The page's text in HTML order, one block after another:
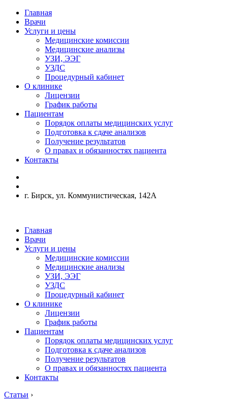
Главная
Врачи
Услуги и цены
Медицинские комиссии
Медицинские анализы
УЗИ, ЭЭГ
УЗДС
Процедурный кабинет
О клинике
Лицензии
График работы
Пациентам
Порядок оплаты медицинских услуг
Подготовка к сдаче анализов
Получение результатов
О правах и обязанностях пациента
Контакты
г. Бирск, ул. Коммунистическая, 142А
Главная
Врачи
Услуги и цены
Медицинские комиссии
Медицинские анализы
УЗИ, ЭЭГ
УЗДС
Процедурный кабинет
О клинике
Лицензии
График работы
Пациентам
Порядок оплаты медицинских услуг
Подготовка к сдаче анализов
Получение результатов
О правах и обязанностях пациента
Контакты
Статьи ›